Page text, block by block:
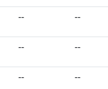
-- --
-- --
-- --